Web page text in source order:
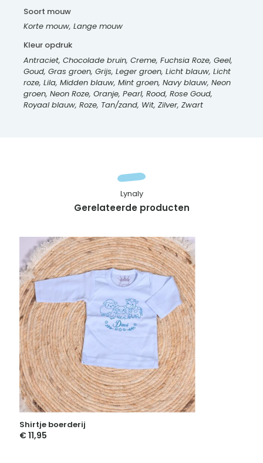
Soort mouw
Korte mouw, Lange mouw
Kleur opdruk
Antraciet, Chocolade bruin, Creme, Fuchsia Roze, Geel,
Goud, Gras groen, Grijs, Leger groen, Licht blauw, Licht
roze, Lila, Midden blauw, Mint groen, Navy blauw, Neon
groen, Neon Roze, Oranje, Pearl, Rood, Rose Goud,
Royaal blauw, Roze, Tan/zand, Wit, Zilver, Zwart
Gerelateerde producten
Lynaly
Shirtje boerderij
€11,95